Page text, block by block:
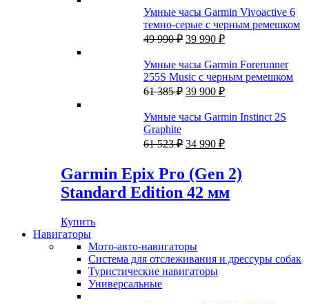
браслетомсоставляла
153
845 ₽.
99
999 ₽.
Умные часы Garmin Vivoactive 6
темно-серые с черным ремешком
49 990₽ Первоначальная
составляла
49
990 ₽.
39 990 ₽Текущая
39
990 ₽.
Умные часы Garmin Forerunner
255S Music с черным ремешком
61 385₽ Первоначальная
составляла
61
385 ₽.
39 900 ₽Текущая
39
Умные часы Garmin Instinct 2S
Graphite
61 523₽ Первоначальная
составляла
61
523 ₽.
34 990 ₽Текущая
34
990 ₽.
Garmin Epix Pro (Gen 2)
Standard Edition 42 мм
Купить
Навигаторы
Мото-авто-навигаторы
Система для отслеживания и дрессуры собак
Туристические навигаторы
Универсальные